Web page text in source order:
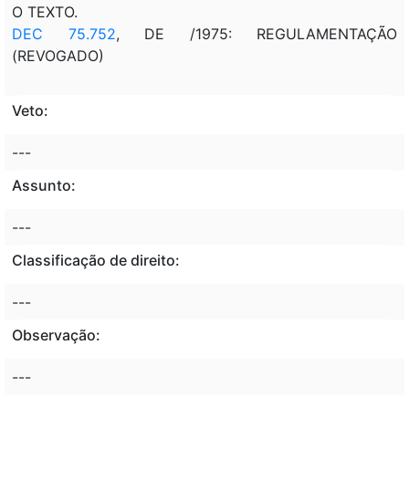
O TEXTO.
DEC 75.752, DE /1975: REGULAMENTAÇÃO
(REVOGADO)
Veto:
---
Assunto:
---
Classificação de direito:
---
Observação:
---